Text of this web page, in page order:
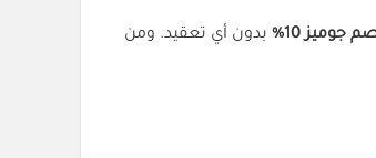
جوميز 10%
بدون أي تعقيد. ومن